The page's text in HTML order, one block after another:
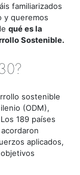
familiarizados
y queremos
qué es la
Sostenible.
sostenible
(ODM),
189 países
aplicados,